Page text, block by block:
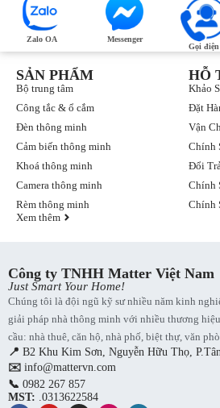
Zalo OA
Messenger
Gọi điện
HỖ
Khảo
Đặt
Vận
Chính
Đổi
Chính
Chính
SẢN PHẨM
Bộ trung tâm
Công tắc & ổ cắm
Đèn thông minh
Cảm biến thông minh
Khoá thông minh
Camera thông minh
Rèm thông minh
Xem thêm
Công ty TNHH Matter Việt Nam
Just Smart Your Home!
Chúng tôi là đội ngũ kỹ sư nhiều năm kinh
giải pháp nhà thông minh với nhiều thương
cầu: nhà thuê, căn hộ, nhà phố, biệt thự, văn
📍 B2 Khu Kim Sơn, Nguyễn Hữu Thọ,
✉️ info@mattervn.com
📞 0982 267 857
MST: .0313622584